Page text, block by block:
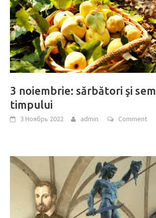
3 noiembrie: sărbători şi
timpului
3 Ноябрь 2022 admin Comment